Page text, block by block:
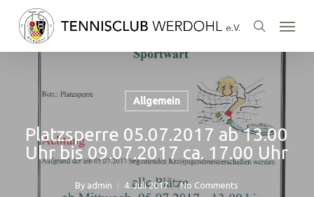
search
Menu
Allgemein
Platzsperre 05.07.2017 ab 13.00
Uhr bis 09.07.2017 ca. 17.00 Uhr
By admin 4. Juli 2017 No Comments